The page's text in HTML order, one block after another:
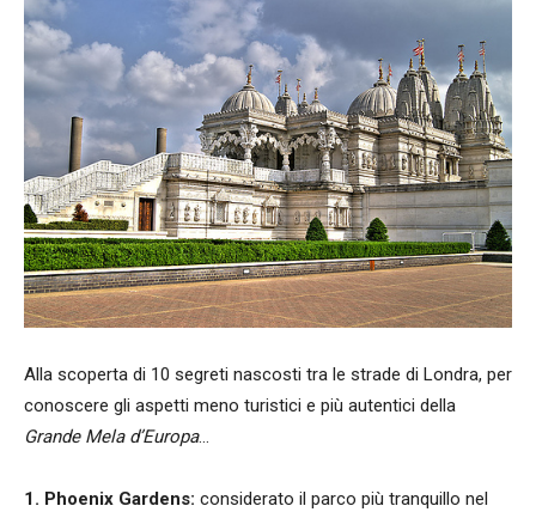
Alla scoperta di 10 segreti nascosti tra le strade di Londra, per
conoscere gli aspetti meno turistici e più autentici della
Grande Mela d’Europa…
1. Phoenix Gardens: considerato il parco più tranquillo nel